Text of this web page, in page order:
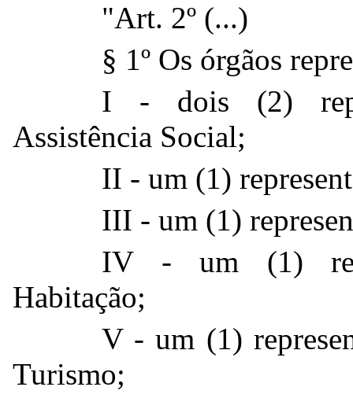
"Art. 2º (...)
§ 1º Os órgãos
I - dois (2)
Assistência Social;
II - um (1)
III - um (1)
IV - um (1)
Habitação;
V - um (1)
Turismo;